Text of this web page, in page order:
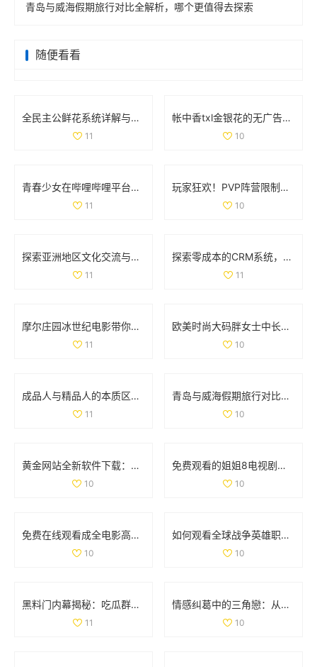
青岛与威海假期旅行对比全解析，哪个更值得去探索
随便看看
全民主公鲜花系统详解与玩法技巧大盘点
11
帐中香txl金银花的无广告免费阅读体验全解析
10
青春少女在哔哩哔哩平台免费观看精彩内容的攻略
11
玩家狂欢！PVP阵营限制解除，部落与联盟可组队战斗
10
探索亚洲地区文化交流与学习的独特魅力与价值
11
探索零成本的CRM系统，助力企业轻松管理客户关系
11
摩尔庄园冰世纪电影带你领略全新奇幻冒险旅程
11
欧美时尚大码胖女士中长款连衣裙彰显优雅魅力
10
成品人与精品人的本质区别解析与对比分析
11
青岛与威海假期旅行对比全解析，哪个更值得去探索
10
黄金网站全新软件下载：快速获取最新投资资讯与市场动态
10
免费观看的姐姐8电视剧全集，畅享精彩剧情与人生故事
10
免费在线观看成全电影高清国语版，畅享精彩剧情和感人故事
10
如何观看全球战争英雄职业赛事的最新信息与平台推荐
10
黑料门内幕揭秘：吃瓜群众们的最新爆料大曝光
11
情感纠葛中的三角戀：从原配到新妾的心路历程
10